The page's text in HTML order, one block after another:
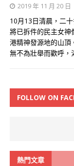
2019 年 11 月 20 日
10月13日清晨，二
將已拆件的民主女神
港精神發源地的山頂
無不為壯舉而歡呼，
FOLLOW ON
熱門文章